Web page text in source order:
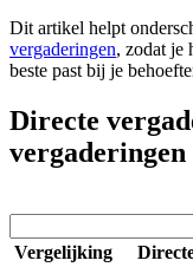
Dit artikel helpt
vergaderingen, zodat je
beste past bij je
Directe
Vergelijking